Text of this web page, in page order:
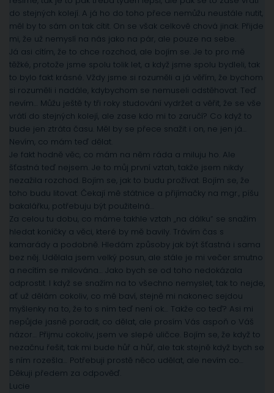
do stejných kolejí. A já ho do toho přece nemůžu neustále nutit,
měl by to sám on tak cítit. On se však celkově chová jinak. Přijde
mi, že už nemyslí na nás jako na pár, ale pouze na sebe.
Já asi cítím, že to chce rozchod, ale bojím se. Je to pro mě
těžké, protože jsme spolu tolik let, a když jsme spolu bydleli, tak
to bylo fakt krásné. Vždy jsme si rozuměli a já věřím, že bychom
si rozuměli i nadále, kdybychom se nemuseli odstěhovat. Teď
nevím… Můžu ještě ty tři roky studování vydržet a věřit, že se vše
vrátí do stejných kolejí, ale zase kdo mi to zaručí? Co když to
bude jen ztráta času. Měl by se přece snažit i on, ne jen já…
Nevím, co mám teď dělat.
Je fakt hodně věc, co mám na něm ráda a miluju ho. Ale
šťastná teď nejsem. Je to můj první vztah, takže jsem nikdy
nezažila rozchod. Bojím se, jak to budu prožívat. Bojím se, že
toho budu litovat. Čekají mě státnice a přijímačky na mgr., píšu
bakalářku, potřebuju být použitelná…
Za celou tu dobu, co máme takhle vztah „na dálku“ se snažím
hledat koníčky a věci, které by mě bavily. Trávím čas s
kamarády a podobně. Hledám způsoby jak být šťastná i sama
bez něj. Udělala jsem velký posun, ale stále je mi večer smutno
a necítím se milována… Jako bych se od toho nedokázala
odprostit. I když se snažím na to všechno nemyslet, tak to nejde,
ať už dělám cokoliv, co mě baví, stejně mi nakonec sejdou
myšlenky na to, že to s ním teď není ok… Takže co teď? Asi mi
nepůjde jasně poradit, co dělat, ale prosím Vás aspoň o Váš
názor… Přijmu cokoliv, jsem ve slepé uličce. Bojím se, že když to
nezačnu řešit, tak mi bude hůř a hůř, ale tak stejně když bych se
s ním rozešla… Potřebuji prostě něco udělat, ale nevím co…
Děkuji předem za odpověď.
Lucie